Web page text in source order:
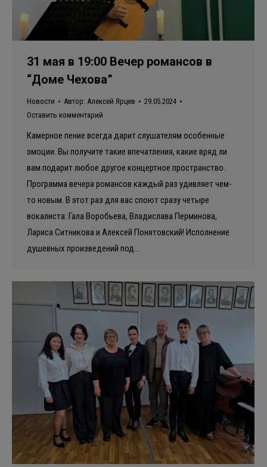
31 мая в 19:00 Вечер романсов в
“Доме Чехова”
Новости Автор: Алексей Ярцев
29.05.2024
Оставить комментарий
Камерное пение всегда дарит слушателям особенные
эмоции. Вы получите такие впечатления, какие вряд ли
вам подарит любое другое концертное пространство.
Программа вечера романсов каждый раз удивляет чем-
то новым. В этот раз для вас споют сразу четыре
вокалиста: Гала Воробьева, Владислава Перминова,
Лариса Ситникова и Алексей Понятовский! Исполнение
душевных произведений под…